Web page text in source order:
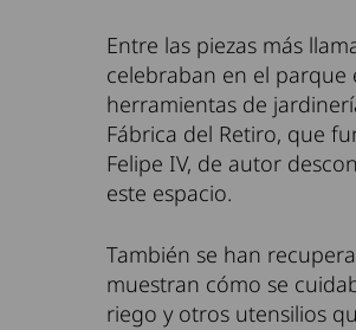
Entre las piezas más
celebraban en el parque
herramientas de
Fábrica del Retiro, que
Felipe IV, de autor
este espacio.
También se han
muestran cómo se
riego y otros utensilios